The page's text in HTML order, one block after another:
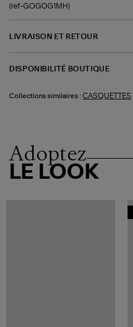
(ref-GOGOG1MH)
LIVRAISON ET RETOUR
DISPONIBILITÉ BOUTIQUE
Collections similaires : CASQUETTES
Adoptez
LE LOOK